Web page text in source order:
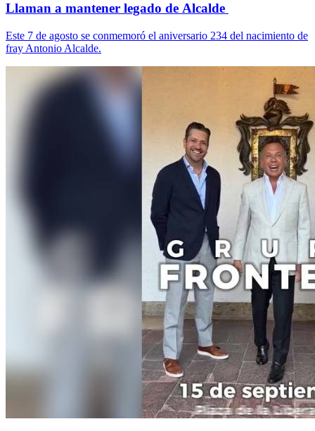
Llaman a mantener legado de Alcalde
Este 7 de agosto se conmemoró el aniversario 234 del nacimiento de
fray Antonio Alcalde.